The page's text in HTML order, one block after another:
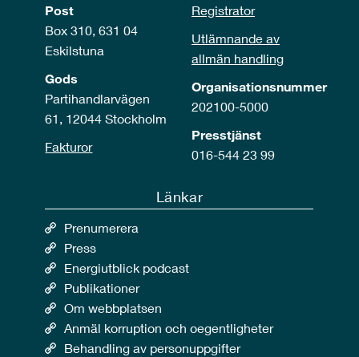
Post
Box 310, 631 04
Eskilstuna
Gods
Partihandlarvägen
61, 12044 Stockholm
Fakturor
Registrator
Utlämnande av
allmän handling
Organisationsnummer
202100-5000
Presstjänst
016-544 23 99
Länkar
Prenumerera
Press
Energiutblick podcast
Publikationer
Om webbplatsen
Anmäl korruption och oegentligheter
Behandling av personuppgifter